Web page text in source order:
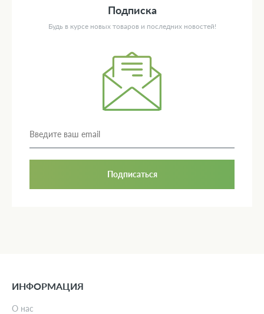
Подписка
Будь в курсе новых товаров и последних новостей!
Подписаться
ИНФОРМАЦИЯ
О нас